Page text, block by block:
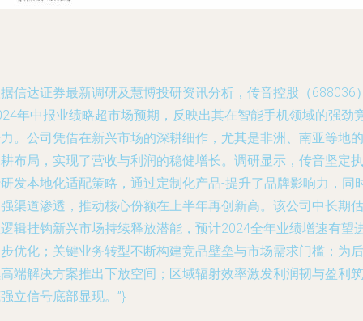
信达证券最新调研及慧博投研资讯分析，传音控股（688036
年中报业绩略超市场预期，反映出其在智能手机领域的强劲
。公司凭借在新兴市场的深耕细作，尤其是非洲、南亚等地的
布局，实现了营收与利润的稳健增长。调研显示，传音坚定执
发本地化适配策略，通过定制化产品-提升了品牌影响力，同
渠道渗透，推动核心份额在上半年再创新高。该公司中长期估
辑挂钩新兴市场持续释放潜能，预计2024全年业绩增速有望
优化；关键业务转型不断构建竞品壁垒与市场需求门槛；为后
端解决方案推出下放空间；区域辐射效率激发利润韧与盈利筑
立信号底部显现。”}